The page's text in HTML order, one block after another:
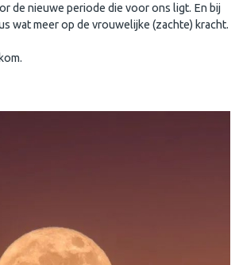
de nieuwe periode die voor ons ligt. En bij
wat meer op de vrouwelijke (zachte) kracht.